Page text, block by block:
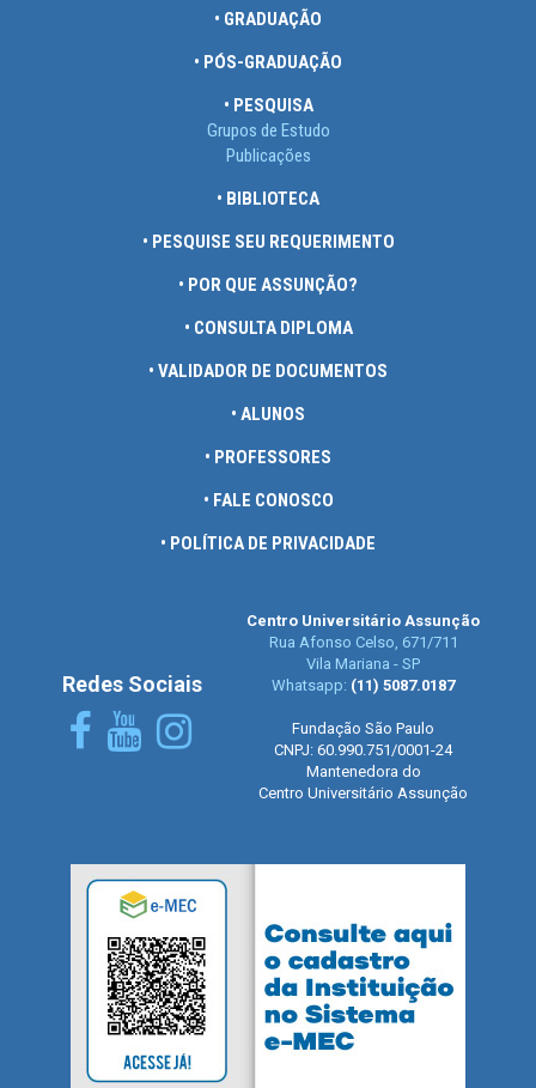
• GRADUAÇÃO
• PÓS-GRADUAÇÃO
• PESQUISA
Grupos de Estudo
Publicações
• BIBLIOTECA
• PESQUISE SEU REQUERIMENTO
• POR QUE ASSUNÇÃO?
• CONSULTA DIPLOMA
• VALIDADOR DE DOCUMENTOS
• ALUNOS
• PROFESSORES
• FALE CONOSCO
• POLÍTICA DE PRIVACIDADE
Redes Sociais
Centro Universitário Assunção
Rua Afonso Celso, 671/711
Vila Mariana - SP
Whatsapp: (11) 5087.0187
Fundação São Paulo
CNPJ: 60.990.751/0001-24
Mantenedora do
Centro Universitário Assunção